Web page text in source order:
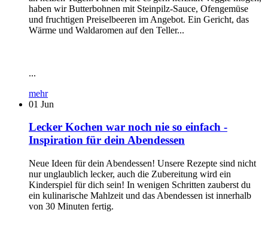
haben wir Butterbohnen mit Steinpilz-Sauce, Ofengemüse
und fruchtigen Preiselbeeren im Angebot. Ein Gericht, das
Wärme und Waldaromen auf den Teller...
...
mehr
01 Jun
Lecker Kochen war noch nie so einfach -
Inspiration für dein Abendessen
Neue Ideen für dein Abendessen! Unsere Rezepte sind nicht
nur unglaublich lecker, auch die Zubereitung wird ein
Kinderspiel für dich sein! In wenigen Schritten zauberst du
ein kulinarische Mahlzeit und das Abendessen ist innerhalb
von 30 Minuten fertig.